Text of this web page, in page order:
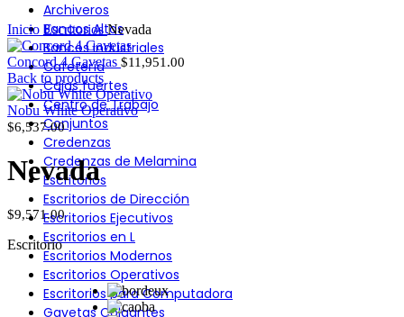
Archiveros
Bancos Altos
Bancos Industriales
Cafetería
Cajas fuertes
Centro de Trabajo
Conjuntos
Credenzas
Credenzas de Melamina
Escritorios
Escritorios de Dirección
Escritorios Ejecutivos
Escritorios en L
Escritorios Modernos
Escritorios Operativos
Escritorios para Computadora
Gavetas Colgantes
Click to enlarge
Inicio EscritoriosNevada
Concord 4 Gavetas $11,951.00
Back to products
Nobu White Operativo
$6,537.00
Nevada
$9,571.00
Escritorio